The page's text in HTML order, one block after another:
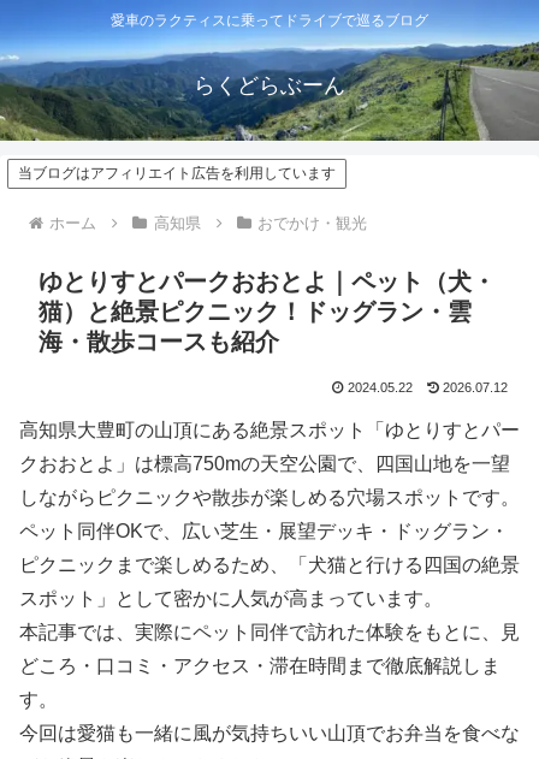
愛車のラクティスに乗ってドライブで巡るブログ
らくどらぶーん
当ブログはアフィリエイト広告を利用しています
ホーム 高知県 おでかけ・観光
ゆとりすとパークおおとよ｜ペット（犬・
猫）と絶景ピクニック！ドッグラン・雲
海・散歩コースも紹介
2024.05.22 2026.07.12
高知県大豊町の山頂にある絶景スポット「ゆとりすとパー
クおおとよ」は標高750mの天空公園で、四国山地を一望
しながらピクニックや散歩が楽しめる穴場スポットです。
ペット同伴OKで、広い芝生・展望デッキ・ドッグラン・
ピクニックまで楽しめるため、「犬猫と行ける四国の絶景
スポット」として密かに人気が高まっています。
本記事では、実際にペット同伴で訪れた体験をもとに、見
どころ・口コミ・アクセス・滞在時間まで徹底解説しま
す。
今回は愛猫も一緒に風が気持ちいい山頂でお弁当を食べな